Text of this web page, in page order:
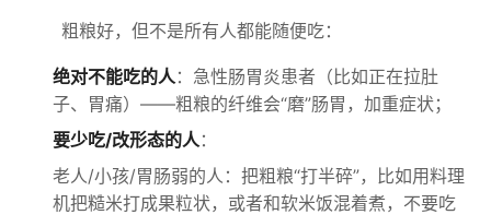
粗粮好，但不是所有人都能随便吃：
绝对不能吃的人：急性肠胃炎患者（比如正在拉肚
子、胃痛）——粗粮的纤维会“磨”肠胃，加重症状；
要少吃/改形态的人：
老人/小孩/胃肠弱的人：把粗粮“打半碎”，比如用料理
机把糙米打成果粒状，或者和软米饭混着煮，不要吃